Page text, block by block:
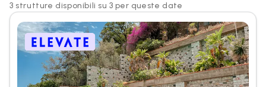
3 strutture disponibili su 3 per queste date